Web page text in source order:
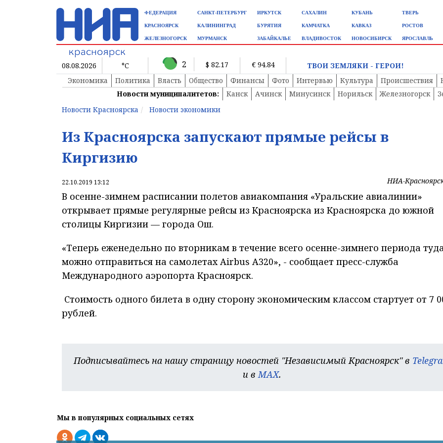
ФЕДЕРАЦИЯ
КРАСНОЯРСК
ЖЕЛЕЗНОГОРСК
САНКТ-ПЕТЕРБУРГ
КАЛИНИНГРАД
МУРМАНСК
ИРКУТСК
БУРЯТИЯ
ЗАБАЙКАЛЬЕ
САХАЛИН
КАМЧАТКА
ВЛАДИВОСТОК
КУБАНЬ
КАВКАЗ
НОВОСИБИРСК
ТВЕРЬ
РОСТОВ
ЯРОСЛАВЛЬ
08.08.2026 °C 2 $ 82.17 € 94.84
ТВОИ ЗЕМЛЯКИ - ГЕРОИ!
Экономика
Политика Власть Общество Финансы Фото Интервью Культура Происшествия
Новости муниципалитетов:
Канск Ачинск Минусинск Норильск Железногорск
Новости Красноярска
Новости экономики
Из Красноярска запускают прямые рейсы в
Киргизию
22.10.2019 13:12 НИА-
В осенне-зимнем расписании полетов авиакомпания «Уральские авиалинии»
открывает прямые регулярные рейсы из Красноярска из Красноярска до южной
столицы Киргизии — города Ош.
«Теперь еженедельно по вторникам в течение всего осенне-зимнего периода
можно отправиться на самолетах Airbus A320», - сообщает пресс-служба
Международного аэропорта Красноярск.
Стоимость одного билета в одну сторону экономическим классом стартует от 7
рублей.
Подписывайтесь на нашу страницу новостей "Независимый Красноярск" в
и вMAX.
Мы в популярных социальных сетях